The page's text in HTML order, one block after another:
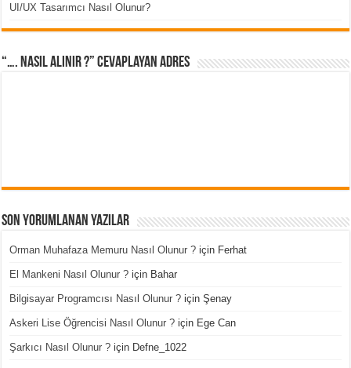
UI/UX Tasarımcı Nasıl Olunur?
“…. Nasıl Alınır ?” cevaplayan adres
Son Yorumlanan Yazılar
Orman Muhafaza Memuru Nasıl Olunur ? için Ferhat
El Mankeni Nasıl Olunur ? için Bahar
Bilgisayar Programcısı Nasıl Olunur ? içinŞenay
Askeri Lise Öğrencisi Nasıl Olunur ? için Ege Can
Şarkıcı Nasıl Olunur ? için Defne_1022